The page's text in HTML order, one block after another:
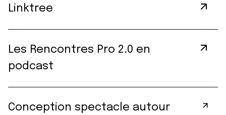
Linktree
Les Rencontres Pro 2.0 en
podcast
Conception spectacle autour